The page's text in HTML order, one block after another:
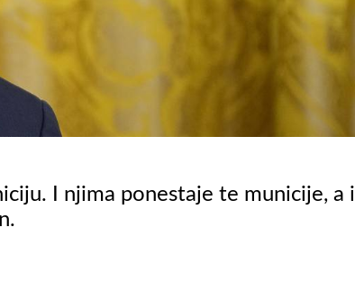
I njima ponestaje te municije, a i